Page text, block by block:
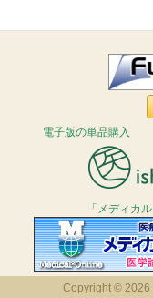
電子版の単品購入
「メディカルプ
Copyright © 2026